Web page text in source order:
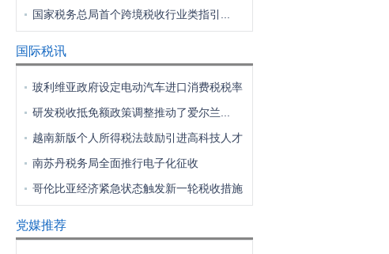
国家税务总局首个跨境税收行业类指引...
国际税讯
玻利维亚政府设定电动汽车进口消费税税率
研发税收抵免额政策调整推动了爱尔兰...
越南新版个人所得税法鼓励引进高科技人才
南苏丹税务局全面推行电子化征收
哥伦比亚经济紧急状态触发新一轮税收措施
党媒推荐